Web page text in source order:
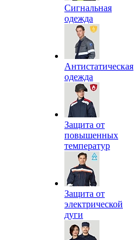
Сигнальная
одежда
Антистатическая
одежда
Защита от
повышенных
температур
Защита от
электрической
дуги